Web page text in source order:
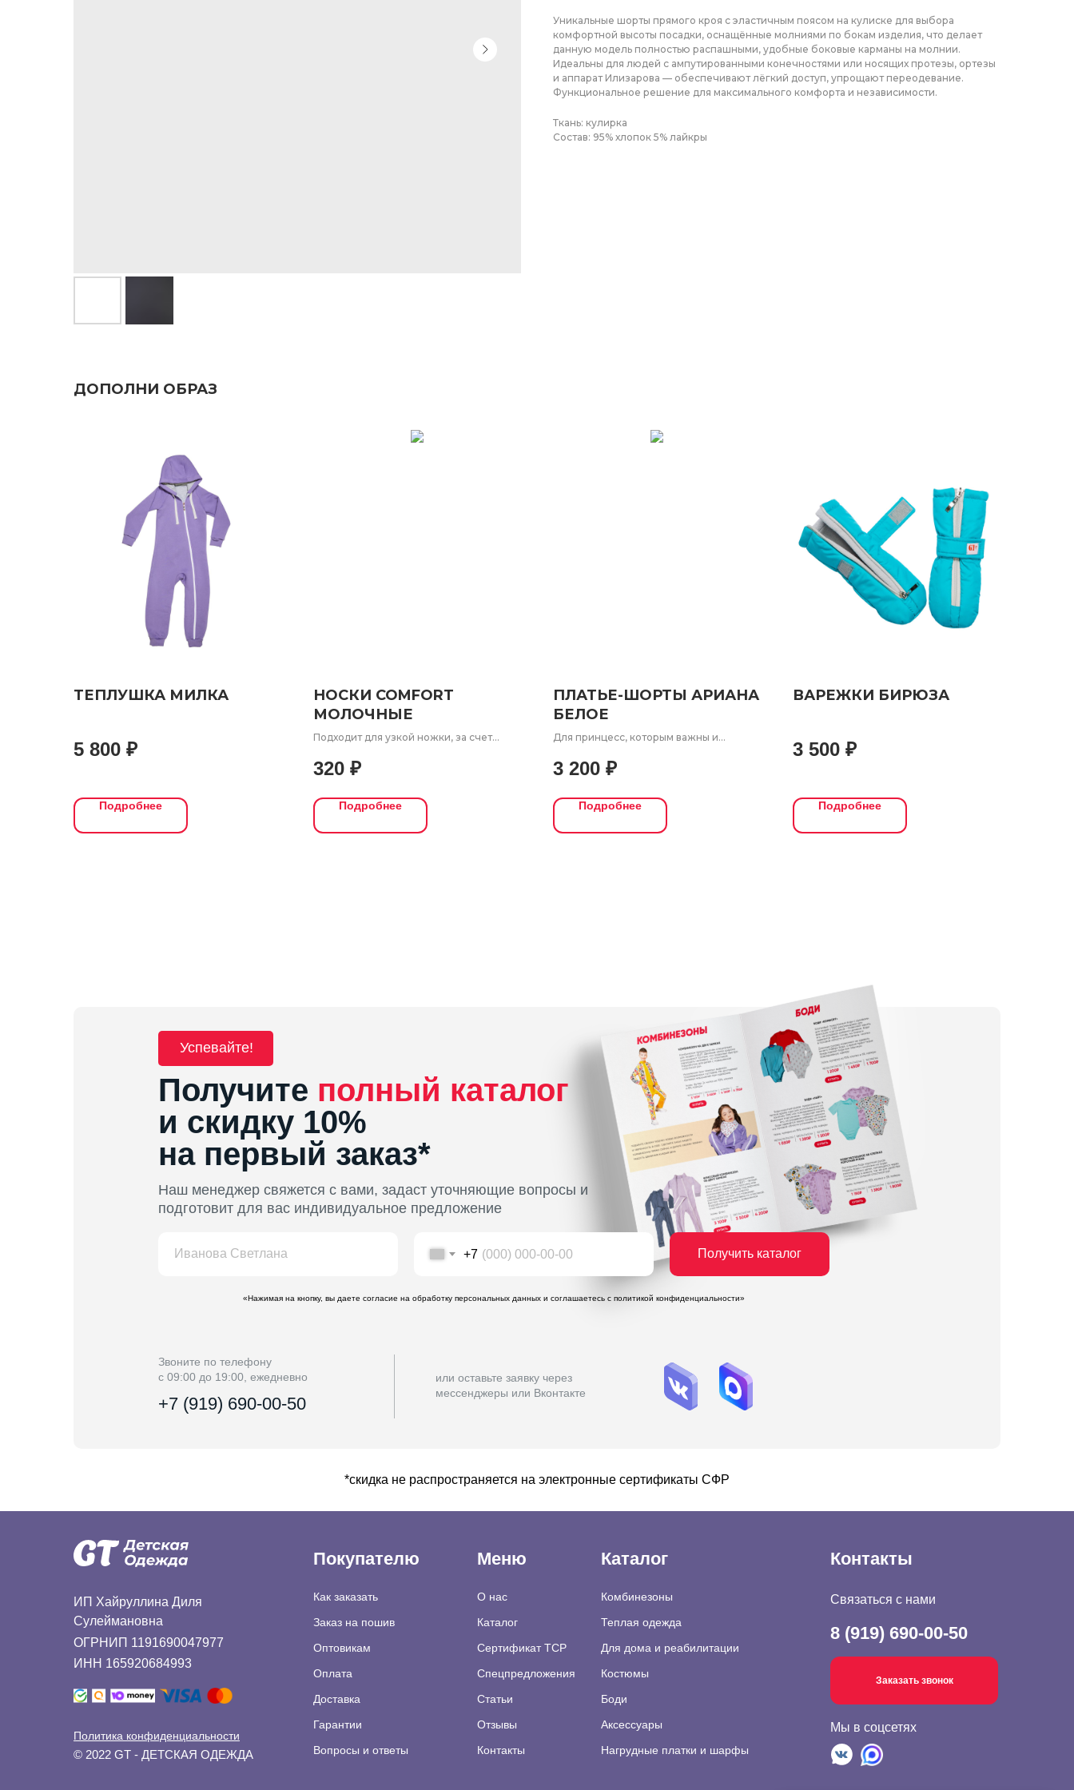
Уникальные шорты прямого кроя с эластичным поясом на кулиске для выбора
комфортной высоты посадки, оснащённые молниями по бокам изделия, что делает
данную модель полностью распашными, удобные боковые карманы на молнии.
Идеальны для людей с ампутированными конечностями или носящих протезы, ортезы
и аппарат Илизарова — обеспечивают лёгкий доступ, упрощают переодевание.
Функциональное решение для максимального комфорта и независимости.
Ткань: кулирка
Состав: 95% хлопок 5% лайкры
ДОПОЛНИ ОБРАЗ
ТЕПЛУШКА МИЛКА
5 800 ₽
Подробнее
НОСКИ COMFORT
МОЛОЧНЫЕ
Подходит для узкой ножки, за счет
объема в щиколотке.
320 ₽
Подробнее
ПЛАТЬЕ-ШОРТЫ АРИАНА
БЕЛОЕ
Для принцесс, которым важны и
"Ариана" с секретом: внизу - шорты,
застежки скрыты, а внешний вид - на
все 100%.
3 200 ₽
Подробнее
ВАРЕЖКИ БИРЮЗА
3 500 ₽
Подробнее
+7 Получить каталог
Звоните по телефону
с 09:00 до 19:00, ежедневно
+7 (919) 690-00-50
или оставьте заявку через
мессенджеры или Вконтакте
«Нажимая на кнопку, вы даете согласие на обработку персональных данных и соглашаетесь c политикой конфиденциальности»
Успевайте!
Наш менеджер свяжется с вами, задаст уточняющие вопросы и
подготовит для вас индивидуальное предложение
Получите полный каталог
и скидку 10%
на первый заказ*
*скидка не распространяется на электронные сертификаты СФР
ИП Хайруллина Диля
Сулеймановна
ОГРНИП 1191690047977
ИНН 165920684993
Политика конфиденциальности
© 2022 GT - ДЕТСКАЯ ОДЕЖДА
Покупателю
Как заказать
Оптовикам
Заказ на пошив
Оплата
Доставка
Гарантии
Вопросы и ответы
Меню
О нас
Каталог
Сертификат TCP
Спецпредложения
Статьи
Отзывы
Контакты
Каталог
Комбинезоны
Теплая одежда
Для дома и реабилитации
Костюмы
Боди
Аксессуары
Нагрудные платки и шарфы
Контакты
Связаться с нами
8 (919) 690-00-50
Заказать звонок
Мы в соцсетях